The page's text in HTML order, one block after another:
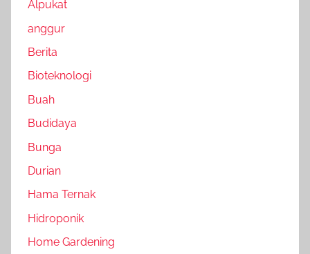
Alpukat
anggur
Berita
Bioteknologi
Buah
Budidaya
Bunga
Durian
Hama Ternak
Hidroponik
Home Gardening